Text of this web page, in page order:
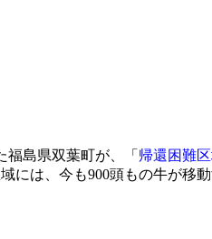
福島県双葉町が、「 帰還困難
は、今も900頭もの牛が移